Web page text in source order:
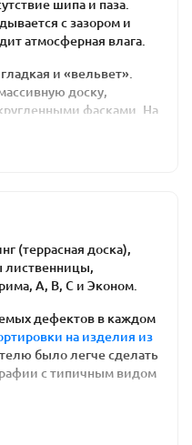
Экстра, Прима, А,
высокие
покупая у нас
материала и
Мы дорожим своей
нормы сортировки
влияет
услуги
в дополнительной
и покраске (по
осуществить
обработку защитным
шипа и паза.
с зазором и
атмосферная влага.
и «вельвет».
доску,
фасками. На
шагом 2-4 мм.
(террасная доска),
лиственницы,
А, В, С и Эконом.
дефектов в каждом
на изделия из
было легче сделать
с типичным видом